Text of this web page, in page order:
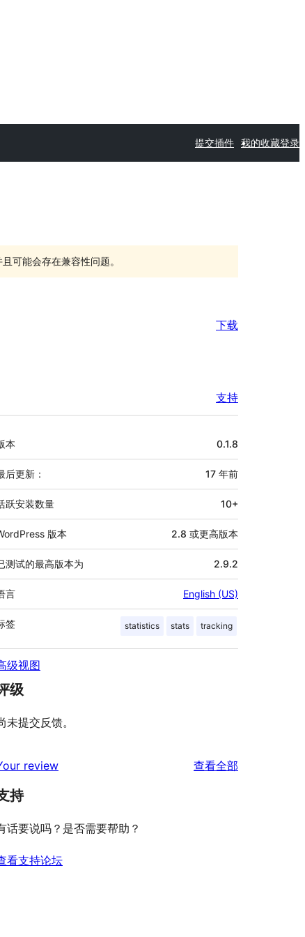
提交插件 我的收藏登录
可能会存在兼容性问题。
下载
支持
本 0.1.8
后更新： 17 年前
跃安装数量 10+
版本 2.8 或更高版本
测试的最高版本为 2.9.2
言 English (US)
签 statistics stats tracking
级视图
级
未提交反馈。
review 查看全部
持
话要说吗？是否需要帮助？
看支持论坛